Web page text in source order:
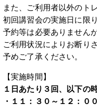
また、ご利用者以外のト
初回講習会の実施日に限
予約等は必要ありません
ご利用状況によりお断り
予めご了承ください。
【実施時間】
１日あたり３回、以下の
・１１：３０～１２：００